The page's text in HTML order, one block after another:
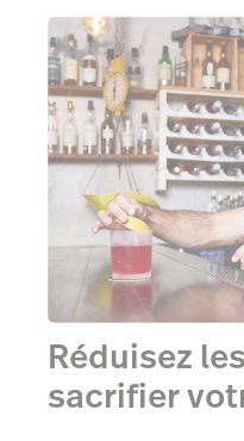
Réduisez
sacrifier